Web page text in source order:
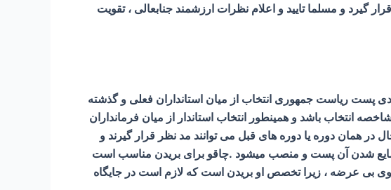
و مسلما تایید و اعلام نظرات ارزشمند جنابعالی ، تقویت
پست ریاست جمهوری انتخاب از میان استانداران فعلی و گذشته
انتخاب باشد و همینطور انتخاب استاندار از میان فرمانداران
در همان دوره یا دوره های قبل می توانند مد نظر قرار گیرند و
ضایع شدن آن پست و منصب میشود .چاقو برای بریدن مناسب است
بی عرضه ، زیرا تخصص او بریدن است که لازم است در جایگاه